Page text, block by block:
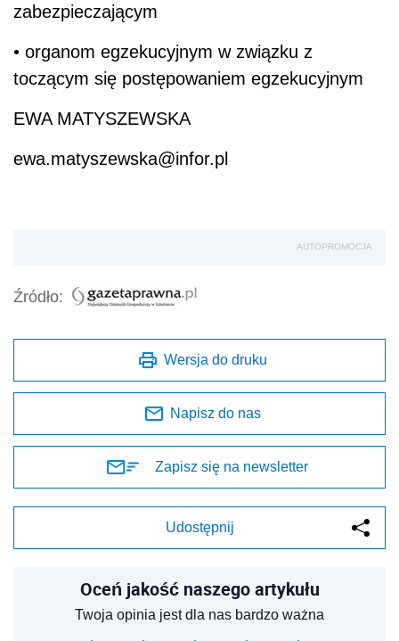
zabezpieczającym
• organom egzekucyjnym w związku z
toczącym się postępowaniem egzekucyjnym
EWA MATYSZEWSKA
ewa.matyszewska@infor.pl
AUTOPROMOCJA
Źródło:
Wersja do druku
Napisz do nas
Zapisz się na newsletter
Udostępnij
Oceń jakość naszego artykułu
Twoja opinia jest dla nas bardzo ważna